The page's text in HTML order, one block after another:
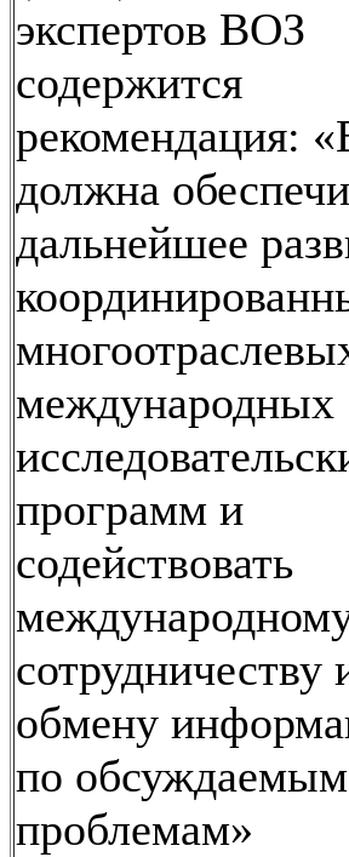
экспертов ВОЗ
содержится
рекомендация:
должна
дальнейшее
международных
программ и
содействовать
сотрудничеству
обмену
по обсуждаемым
проблемам»